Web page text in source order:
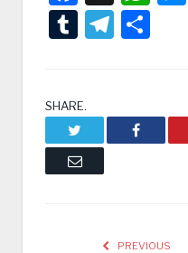
Tumblr
SHARE.
Email
PREVIOUS